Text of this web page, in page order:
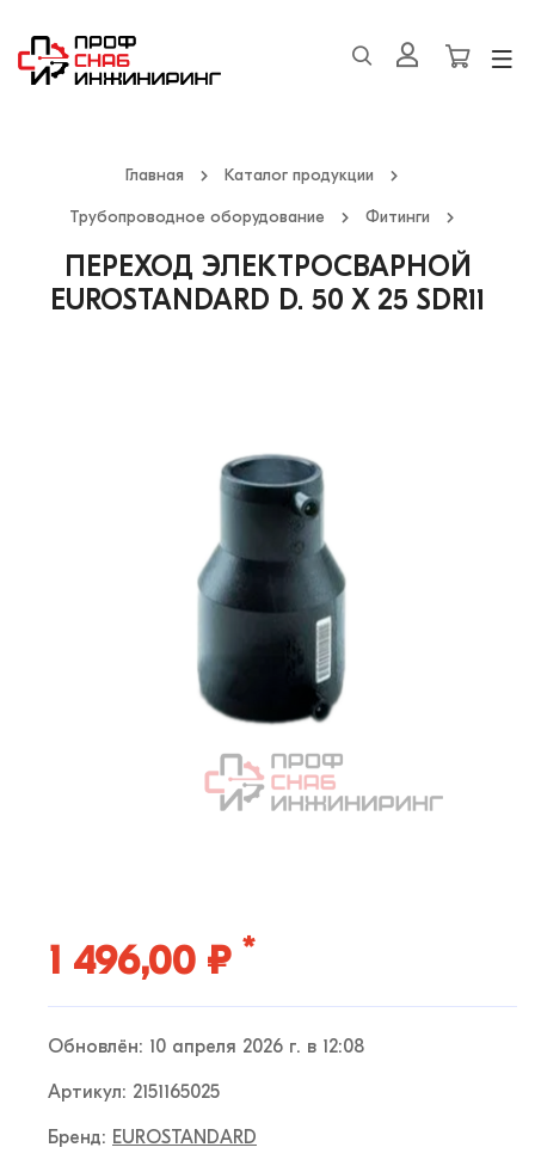
Главная Каталог продукции
Трубопроводное оборудование Фитинги
ПЕРЕХОД ЭЛЕКТРОСВАРНОЙ
EUROSTANDARD D. 50 X 25 SDR11
1 496,00 ₽ *
Обновлён: 10 апреля 2026 г. в 12:08
Артикул: 2151165025
Бренд: EUROSTANDARD